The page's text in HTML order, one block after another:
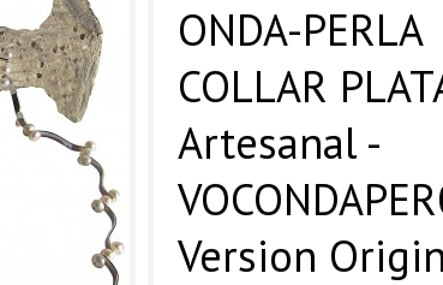
ONDA-PERLA
COLLAR
Artesanal -
Version